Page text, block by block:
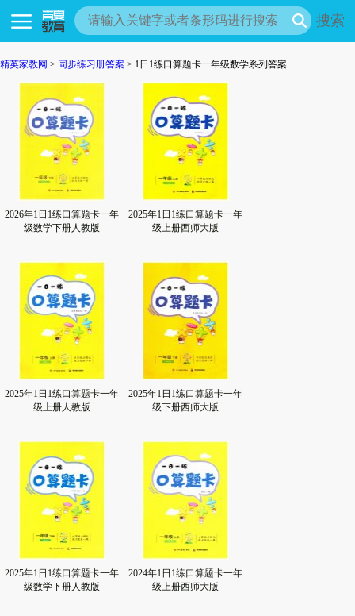
搜索
精英家教网 > 同步练习册答案 > 1日1练口算题卡一年级数学系列答案
2026年1日1练口算题卡一年
级数学下册人教版
2025年1日1练口算题卡一年
级上册西师大版
2025年1日1练口算题卡一年
级上册人教版
2025年1日1练口算题卡一年
级下册西师大版
2025年1日1练口算题卡一年
级数学下册人教版
2024年1日1练口算题卡一年
级上册西师大版